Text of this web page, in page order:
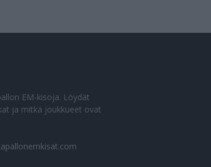
EM-kisoja. Löydät
ja mitkä joukkueet ovat